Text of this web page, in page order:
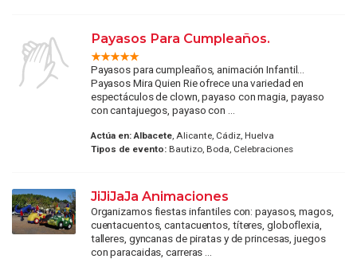
Payasos Para Cumpleaños.
Payasos para cumpleaños, animación Infantil...
Payasos Mira Quien Rie ofrece una variedad en
espectáculos de clown, payaso con magia, payaso
con cantajuegos, payaso con ...
Actúa en: Albacete, Alicante, Cádiz, Huelva
Tipos de evento:Bautizo, Boda, Celebraciones
JiJiJaJa Animaciones
Organizamos fiestas infantiles con: payasos, magos,
cuentacuentos, cantacuentos, títeres, globoflexia,
talleres, gyncanas de piratas y de princesas, juegos
con paracaidas, carreras ...